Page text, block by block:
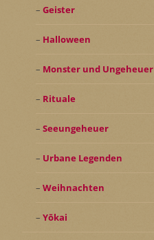
Geister
Halloween
Monster und Ungeheuer
Rituale
Seeungeheuer
Urbane Legenden
Weihnachten
Yōkai